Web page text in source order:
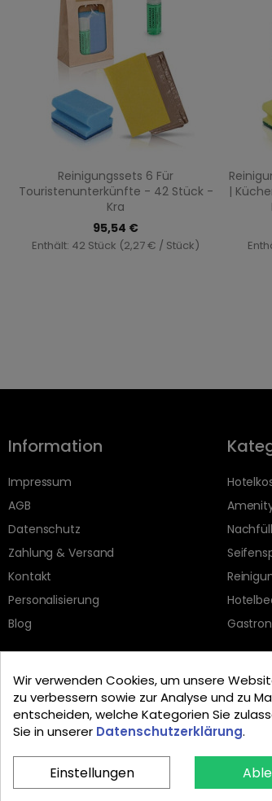
Vorschau
Reinigungssets 6 Für
Touristenunterkünfte - 42 Stück -
Kra
95,54 €
Enthält: 42 Stück (2,27 € / Stück)
|
Information
Impressum
AGB
Datenschutz
Zahlung & Versand
Kontakt
Personalisierung
Blog
Wir verwenden Cookies, um unsere
zu verbessern sowie zur Analyse und zu
entscheiden, welche Kategorien Sie
Sie in unserer Datenschutzerklärung.
Einstellungen